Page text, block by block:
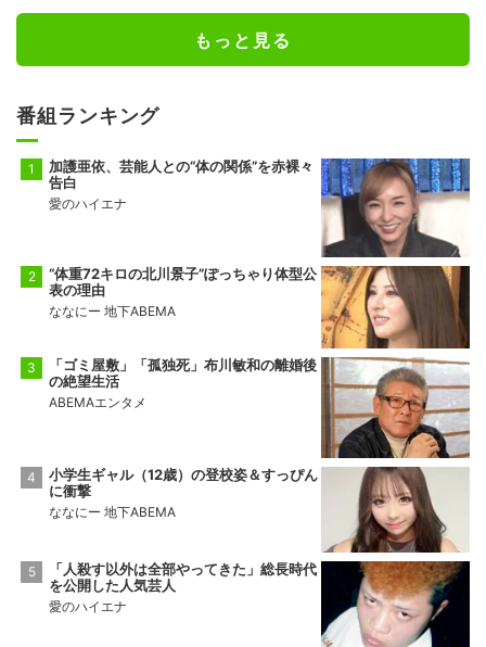
もっと見る
番組ランキング
加護亜依、芸能人との“体の関係”を赤裸々
告白
愛のハイエナ
“体重72キロの北川景子”ぽっちゃり体型公
表の理由
ななにー 地下ABEMA
「ゴミ屋敷」「孤独死」布川敏和の離婚後
の絶望生活
ABEMAエンタメ
小学生ギャル（12歳）の登校姿＆すっぴん
に衝撃
ななにー 地下ABEMA
「人殺す以外は全部やってきた」総長時代
を公開した人気芸人
愛のハイエナ